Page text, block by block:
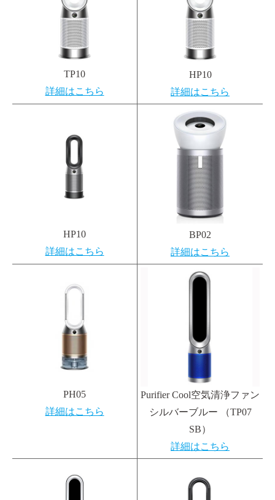
TP10
詳細はこちら
HP10
詳細はこちら
HP10
詳細はこちら
BP02
詳細はこちら
PH05
詳細はこちら
Purifier Cool空気清浄ファン
シルバーブルー （TP07
SB）
詳細はこちら